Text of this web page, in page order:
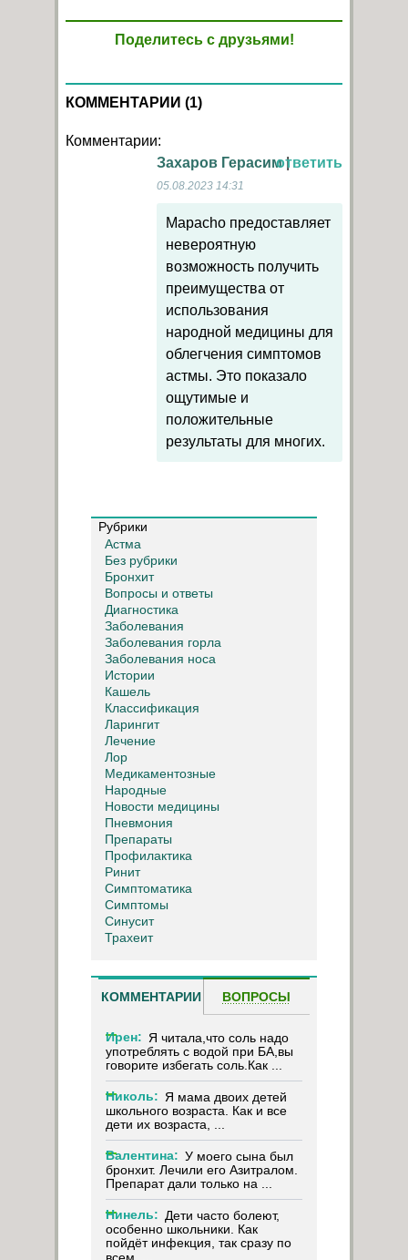
Поделитесь с друзьями!
КОММЕНТАРИИ (1)
Комментарии:
Захаров Герасим|
05.08.2023 14:31
ответить
Mapacho предоставляет
невероятную
возможность получить
преимущества от
использования
народной медицины для
облегчения симптомов
астмы. Это показало
ощутимые и
положительные
результаты для многих.
Рубрики
Астма
Без рубрики
Бронхит
Вопросы и ответы
Диагностика
Заболевания
Заболевания горла
Заболевания носа
Истории
Кашель
Классификация
Ларингит
Лечение
Лор
Медикаментозные
Народные
Новости медицины
Пневмония
Препараты
Профилактика
Ринит
Симптоматика
Симптомы
Синусит
Трахеит
КОММЕНТАРИИ ВОПРОСЫ
Ирен: Я читала,что соль надо
употреблять с водой при БА,вы
говорите избегать соль.Как ...
Николь: Я мама двоих детей
школьного возраста. Как и все
дети их возраста, ...
Валентина: У моего сына был
бронхит. Лечили его Азитралом.
Препарат дали только на ...
Нинель: Дети часто болеют,
особенно школьники. Как
пойдёт инфекция, так сразу по
всем. ...